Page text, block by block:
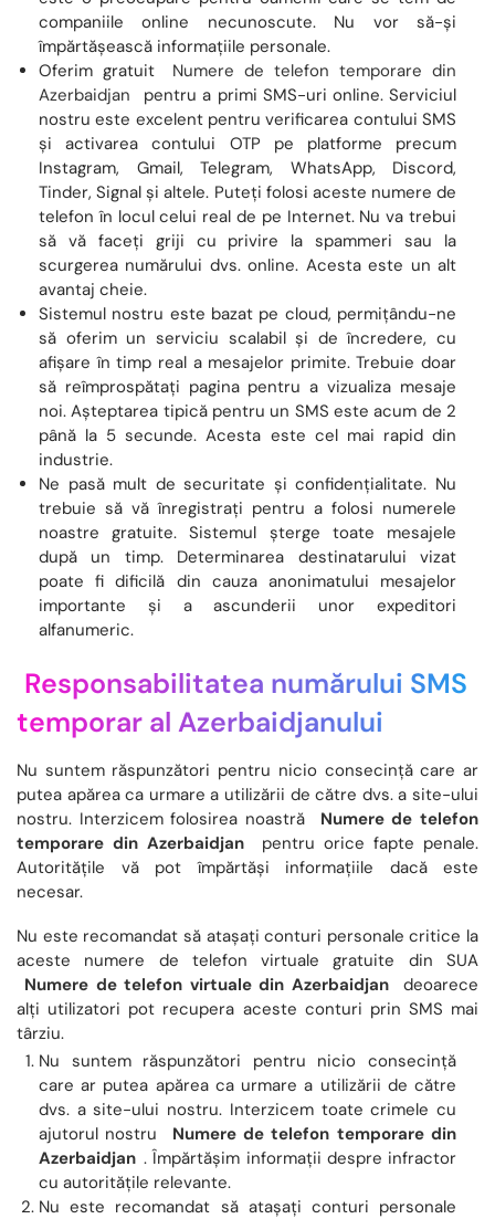
companiile online necunoscute. Nu vor să-și
împărtășească informațiile personale.
Oferim gratuit
Numere de telefon temporare din
Azerbaidjan
pentru a primi SMS-uri online. Serviciul
nostru este excelent pentru verificarea contului SMS
și activarea contului OTP pe platforme precum
Instagram, Gmail, Telegram, WhatsApp, Discord,
Tinder, Signal și altele. Puteți folosi aceste numere de
telefon în locul celui real de pe Internet. Nu va trebui
să vă faceți griji cu privire la spammeri sau la
scurgerea numărului dvs. online. Acesta este un alt
avantaj cheie.
Sistemul nostru este bazat pe cloud, permițându-ne
să oferim un serviciu scalabil și de încredere, cu
afișare în timp real a mesajelor primite. Trebuie doar
să reîmprospătați pagina pentru a vizualiza mesaje
noi. Așteptarea tipică pentru un SMS este acum de 2
până la 5 secunde. Acesta este cel mai rapid din
industrie.
Ne pasă mult de securitate și confidențialitate. Nu
trebuie să vă înregistrați pentru a folosi numerele
noastre gratuite. Sistemul șterge toate mesajele
după un timp. Determinarea destinatarului vizat
poate fi dificilă din cauza anonimatului mesajelor
importante și a ascunderii unor expeditori
alfanumeric.
Responsabilitatea numărului SMS
temporar al Azerbaidjanului
Nu suntem răspunzători pentru nicio consecință care ar
putea apărea ca urmare a utilizării de către dvs. a site-ului
nostru. Interzicem folosirea noastră
Numere de telefon
temporare din Azerbaidjan
pentru orice fapte penale.
Autoritățile vă pot împărtăși informațiile dacă este
necesar.
Nu este recomandat să atașați conturi personale critice la
aceste numere de telefon virtuale gratuite din SUA
Numere de telefon virtuale din Azerbaidjan
deoarece
alți utilizatori pot recupera aceste conturi prin SMS mai
târziu.
Nu suntem răspunzători pentru nicio consecință
care ar putea apărea ca urmare a utilizării de către
dvs. a site-ului nostru. Interzicem toate crimele cu
ajutorul nostru
Numere de telefon temporare din
Azerbaidjan . Împărtășim informații despre infractor
cu autoritățile relevante.
Nu este recomandat să atașați conturi personale